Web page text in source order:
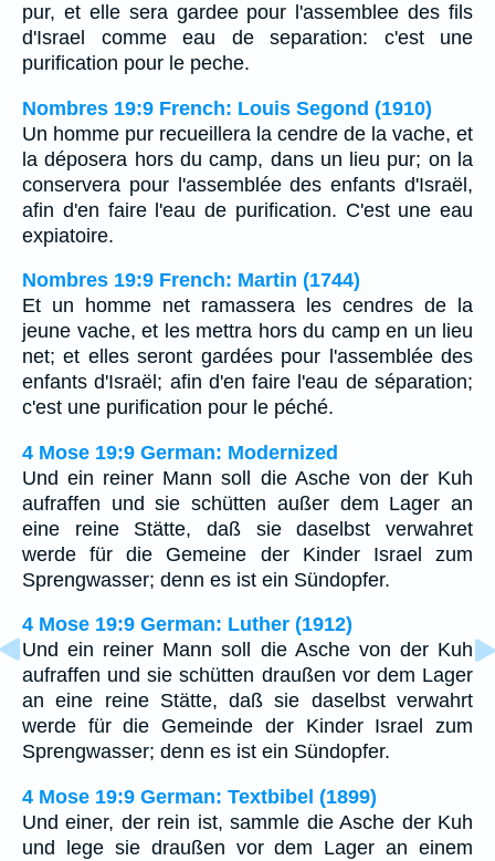
pur, et elle sera gardee pour l'assemblee des fils
d'Israel comme eau de separation: c'est une
purification pour le peche.
Nombres 19:9 French: Louis Segond (1910)
Un homme pur recueillera la cendre de la vache, et
la déposera hors du camp, dans un lieu pur; on la
conservera pour l'assemblée des enfants d'Israël,
afin d'en faire l'eau de purification. C'est une eau
expiatoire.
Nombres 19:9 French: Martin (1744)
Et un homme net ramassera les cendres de la
jeune vache, et les mettra hors du camp en un lieu
net; et elles seront gardées pour l'assemblée des
enfants d'Israël; afin d'en faire l'eau de séparation;
c'est une purification pour le péché.
4 Mose 19:9 German: Modernized
Und ein reiner Mann soll die Asche von der Kuh
aufraffen und sie schütten außer dem Lager an
eine reine Stätte, daß sie daselbst verwahret
werde für die Gemeine der Kinder Israel zum
Sprengwasser; denn es ist ein Sündopfer.
4 Mose 19:9 German: Luther (1912)
Und ein reiner Mann soll die Asche von der Kuh
aufraffen und sie schütten draußen vor dem Lager
an eine reine Stätte, daß sie daselbst verwahrt
werde für die Gemeinde der Kinder Israel zum
Sprengwasser; denn es ist ein Sündopfer.
4 Mose 19:9 German: Textbibel (1899)
Und einer, der rein ist, sammle die Asche der Kuh
und lege sie draußen vor dem Lager an einem